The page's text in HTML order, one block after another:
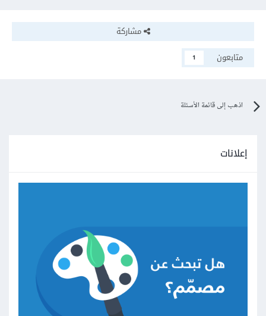
مشاركة
متابعون
1
اذهب إلى قائمة الأسئلة
إعلانات